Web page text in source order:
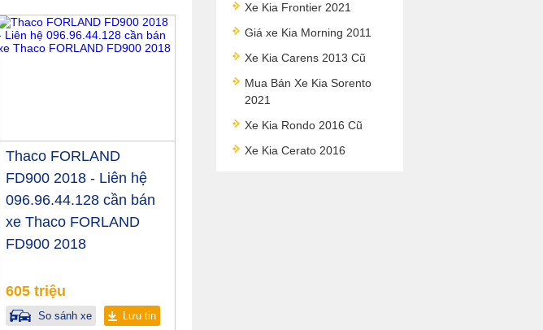
Thaco FORLAND
FD900 2018 - Liên hệ
096.96.44.128 cần bán
xe Thaco FORLAND
FD900 2018
605 triệu
So sánh xe Lưu tin
Xe Kia Frontier 2021
Giá xe Kia Morning 2011
Xe Kia Carens 2013 Cũ
Mua Bán Xe Kia Sorento
2021
Xe Kia Rondo 2016 Cũ
Xe Kia Cerato 2016